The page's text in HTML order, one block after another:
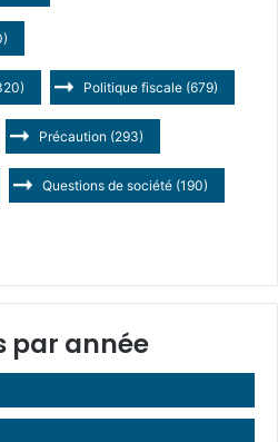
Politique fiscale (679)
Précaution (293)
Questions de société (190)
par année